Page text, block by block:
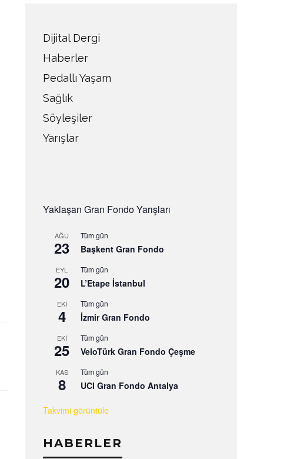
Dijital Dergi
Haberler
Pedallı Yaşam
Sağlık
Söyleşiler
Yarışlar
Yaklaşan Gran Fondo Yarışları
AĞU
23
Tüm gün
Başkent Gran Fondo
EYL
20
Tüm gün
L’Etape İstanbul
EKI
4
Tüm gün
İzmir Gran Fondo
EKI
25
Tüm gün
VeloTürk Gran Fondo Çeşme
KAS
8
Tüm gün
UCI Gran Fondo Antalya
Takvimi görüntüle
HABERLER